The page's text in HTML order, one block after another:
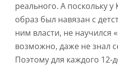
реального. А поскольку
образ был навязан с
ним власти, не научился
возможно, даже не знал
Поэтому для каждого 12-